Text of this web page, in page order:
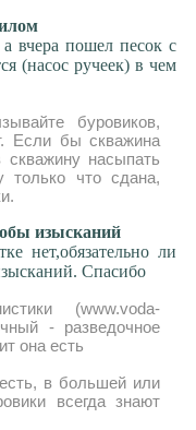
вчера пошел песок с
(насос ручеек) в чем
буровиков,
Если бы скважина
насыпать
только что сдана,
изысканий
нет,обязательно ли
Спасибо
(www.voda-
- разведочное
она есть
в большей или
всегда знают